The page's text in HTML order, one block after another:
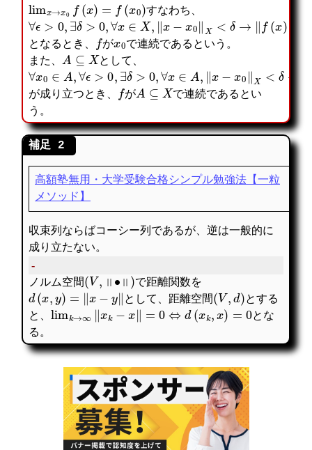
lim →x 0 f ( =f x0)
すなわち、
∀ > 0,∃δ> 0 , ∀ x ∈ X ,‖x −x 0 X δ f (x ) −f(x 0
となるとき、 fがx 0で連続であるという。
また、
A ⊆X として、
∀ ∈ , ∀ϵ > ,∃ δ > 0 ,∀ x ∈ A, x −x δ ( x
が成り立つとき、 fがA⊆X
で連続であるとい
う。
高額塾無用・大学受験合格シンプル勉強法【一粒
メソッド】
収束列ならばコーシー列であるが、逆は一般的に
成り立たない。
-
ノルム空間 (V ‖ ‖) で距離関数を
d ( y ‖x − として、距離空間 (V d )
とする
と、 lim → ∞‖ k − = ⇔d ( x k, = 0
とな
る。